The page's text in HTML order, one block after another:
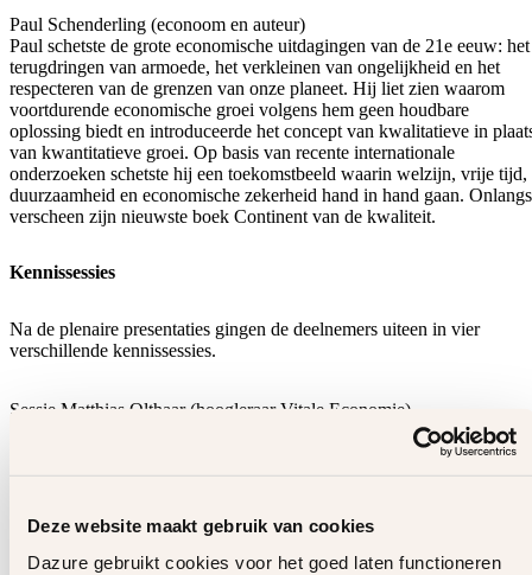
Deze website maakt gebruik van cookies
Dazure gebruikt cookies voor het goed laten functioneren
Paul Schenderling (econoom en auteur)
Paul schetste de grote economische uitdagingen van de 21e eeuw: het
terugdringen van armoede, het verkleinen van ongelijkheid en het
respecteren van de grenzen van onze planeet. Hij liet zien waarom
voortdurende economische groei volgens hem geen houdbare
oplossing biedt en introduceerde het concept van kwalitatieve in
van kwantitatieve groei. Op basis van recente internationale
onderzoeken schetste hij een toekomstbeeld waarin welzijn, vrije tijd,
duurzaamheid en economische zekerheid hand in hand gaan. Onlangs
verscheen zijn nieuwste boek Continent van de kwaliteit.
Kennissessies
Na de plenaire presentaties gingen de deelnemers uiteen in vier
verschillende kennissessies.
Sessie Matthias Olthaar (hoogleraar Vitale Economie)
Matthias stelde de vraag centraal: wat verstaan we onder rijkdom en
succes? Succes wordt vaak gekoppeld aan geld en groei, terwijl
menselijke behoeften veel breder zijn. In een interactieve sessie ging
herdefiniëren met ecologische, sociale, inclusieve waarden, en
woorden zoals trots en collegialiteit. Met een kleine verandering bij
jezelf kan uiteindelijk een grote verschuiving plaatsvinden. Hij